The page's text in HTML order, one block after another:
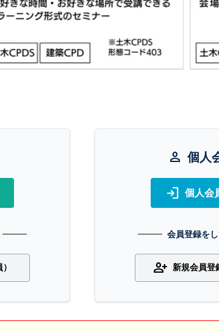
person 個人
login 個人会
会員登録を
person_add 新規会員登